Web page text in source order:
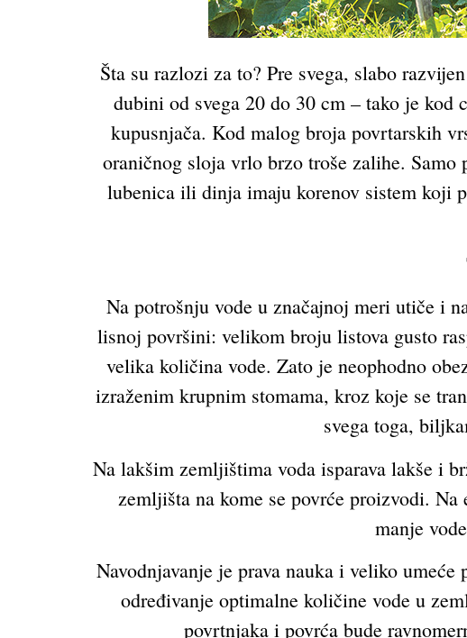
Šta su razlozi za to? Pre svega, slabo
dubini od svega 20 do 30 cm – tako je kod
kupusnjača. Kod malog broja povrtarskih
oraničnog sloja vrlo brzo troše zalihe.
lubenica ili dinja imaju korenov sistem koji
Na potrošnju vode u značajnoj meri utiče i
lisnoj površini: velikom broju listova gusto
velika količina vode. Zato je neophodno
izraženim krupnim stomama, kroz koje se
svega toga,
Na lakšim zemljištima voda isparava lakše i
zemljišta na kome se povrće proizvodi.
manje
Navodnjavanje je prava nauka i veliko
određivanje optimalne količine vode u
povrtnjaka i povrća bude